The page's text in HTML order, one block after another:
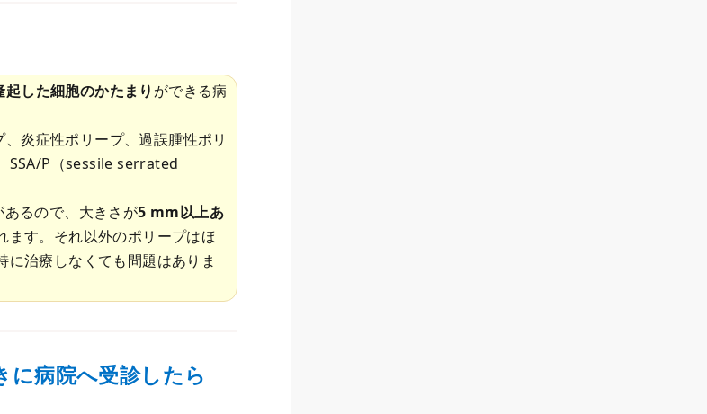
した細胞のかたまり ができる病
炎症性ポリープ、過誤腫性ポリ
SSA/P（sessile serrated
るので、大きさが5 mm以上あ
ます。それ以外のポリープはほ
治療しなくても問題はありま
に病院へ受診したら